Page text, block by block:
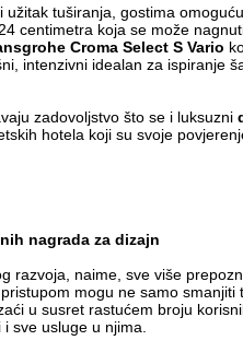
užitak tuširanja, gostima
centimetra koja se može
Croma Select S Vario
intenzivni idealan za ispiranje
zadovoljstvo što se i luksuzni
hotela koji su svoje
nagrada za dizajn
razvoja, naime, sve više
pristupom mogu ne samo
u susret rastućem broju
i sve usluge u njima.